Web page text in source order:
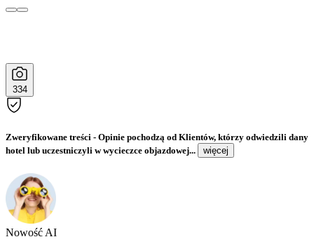
334
Zweryfikowane treści - Opinie pochodzą od Klientów, którzy odwiedzili dany
hotel lub uczestniczyli w wycieczce objazdowej...
więcej
Nowość AI